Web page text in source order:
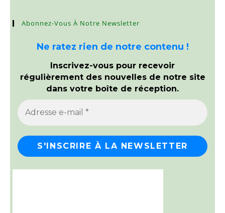
Abonnez-Vous À Notre Newsletter
Ne ratez rien de notre contenu !
Inscrivez-vous pour recevoir
régulièrement des nouvelles de notre site
dans votre boîte de réception.